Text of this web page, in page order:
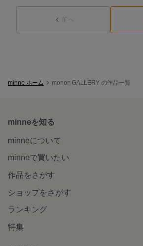
前へ
minne ホーム monon GALLERY の作品一覧
minneを知る
minneについて
minneで買いたい
作品をさがす
ショップをさがす
ランキング
特集